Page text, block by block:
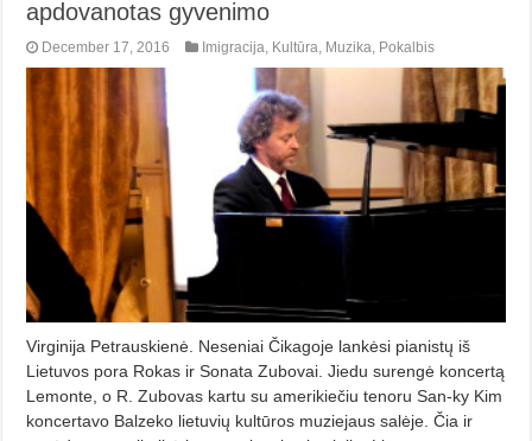
apdovanotas gyvenimo
December 17, 2016 Imigracija, Kultūra, Muzika, Pokalbis
Virginija Petrauskienė. Neseniai Čikagoje lankėsi pianistų iš
Lietuvos pora Rokas ir Sonata Zubovai. Jiedu surengė koncertą
Lemonte, o R. Zubovas kartu su amerikiečiu tenoru San-ky Kim
koncertavo Balzeko lietuvių kultūros muziejaus salėje. Čia ir